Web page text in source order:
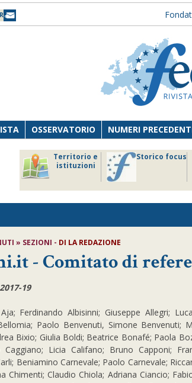
OSSERVATORIO NUMERI
Territorio e
istituzioni
Storico focus
» SEZIONI - DI LA REDAZIONE
- Comitato di
19
Ferdinando Albisinni; Giuseppe Allegri;
Paolo Benvenuti, Simone Benvenuti;
Bixio; Giulia Boldi; Beatrice Bonafé; Paola
Caggiano; Licia Califano; Bruno Capponi;
Beniamino Carnevale; Paolo Carnevale;
Chimenti; Claudio Chiola; Adriana Ciancio;